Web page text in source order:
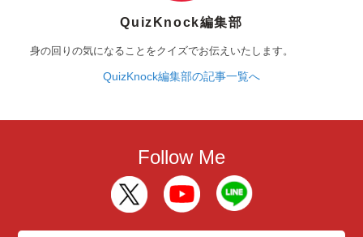
QuizKnock編集部
身の回りの気になることをクイズでお伝えいたします。
QuizKnock編集部の記事一覧へ
Follow Me